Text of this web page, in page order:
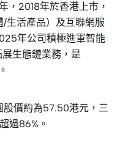
，2018年於香港上市，
生活產品）及互聯網服
年公司積極進軍智能
生態鏈業務，是
價約為57.50港元，三
過86%。